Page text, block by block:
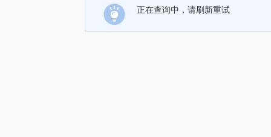
正在查询中，请刷新重试